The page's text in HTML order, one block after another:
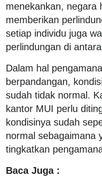
menekankan, negara
memberikan
setiap individu juga
perlindungan di
Dalam hal
berpandangan,
sudah tidak normal.
kantor MUI perlu
kondisinya sudah
normal sebagaimana
tingkatkan
Baca Juga :